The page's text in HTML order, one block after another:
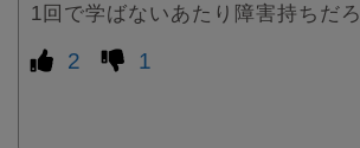
1回で学ばないあたり障害持ちだろ
2 1